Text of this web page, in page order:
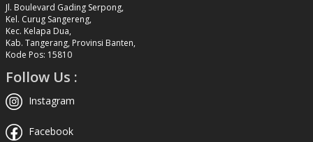
Jl. Boulevard Gading Serpong,
Kel. Curug Sangereng,
Kec. Kelapa Dua,
Kab. Tangerang, Provinsi Banten,
Kode Pos: 15810
Follow Us :
Instagram
Facebook